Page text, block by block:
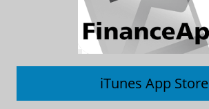
iTunes App Store